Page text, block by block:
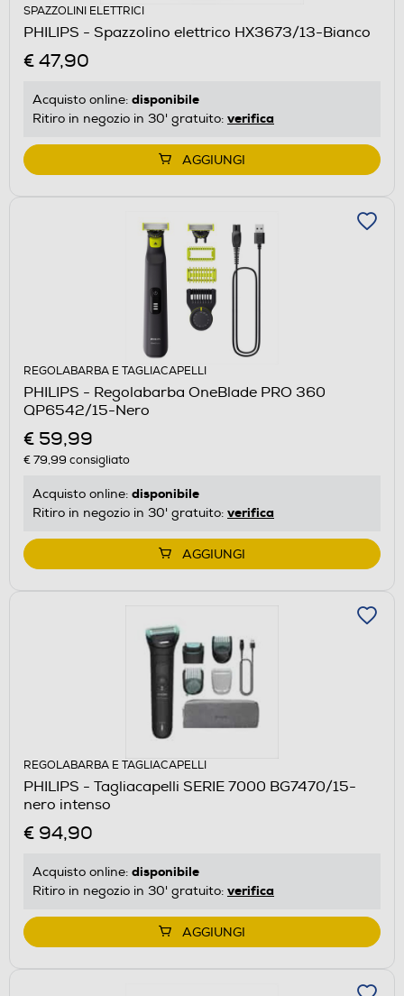
SPAZZOLINI ELETTRICI
PHILIPS - Spazzolino elettrico HX3673/13-Bianco
€ 47,90
Acquisto online: disponibile
Ritiro in negozio in 30' gratuito: verifica
AGGIUNGI
REGOLABARBA E TAGLIACAPELLI
PHILIPS - Regolabarba OneBlade PRO 360
QP6542/15-Nero
€ 59,99
€ 79,99 consigliato
Acquisto online: disponibile
Ritiro in negozio in 30' gratuito: verifica
AGGIUNGI
REGOLABARBA E TAGLIACAPELLI
PHILIPS - Tagliacapelli SERIE 7000 BG7470/15-
nero intenso
€ 94,90
Acquisto online: disponibile
Ritiro in negozio in 30' gratuito: verifica
AGGIUNGI